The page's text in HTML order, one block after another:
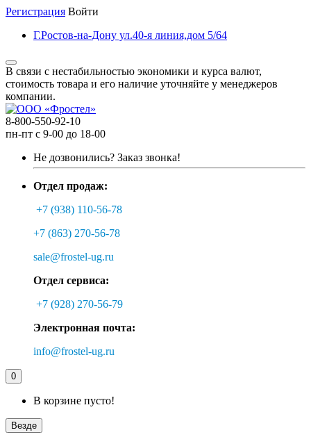
Регистрация Войти
Г.Ростов-на-Дону ул.40-я линия,дом 5/64
В связи с нестабильностью экономики и курса валют,
стоимость товара и его наличие уточняйте у менеджеров
компании.
8-800-550-92-10
пн-пт с 9-00 до 18-00
Не дозвонились? Заказ звонка!
Отдел продаж:
+7 (938) 110-56-78
+7 (863) 270-56-78
sale@frostel-ug.ru
Отдел сервиса:
+7 (928) 270-56-79
Электронная почта:
info@frostel-ug.ru
0
В корзине пусто!
Везде